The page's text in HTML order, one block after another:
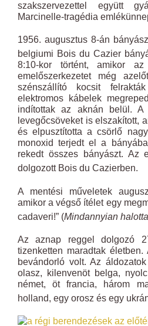
szakszervezettel együtt
Marcinelle-tragédia
1956. augusztus 8-án
belgiumi Bois du Cazier
8:10-kor történt, amikor
emelőszerkezetet még
szénszállító kocsit
elektromos kábelek
indítottak az aknán belül.
levegőcsöveket is elszakított,
és elpusztította a csörlő
monoxid terjedt el a
rekedt összes bányászt. Az
dolgozott Bois du Cazierben.
A mentési műveletek
amikor a végső ítélet egy
cadaveri!” (Mindannyian
Az aznap reggel dolgozó
tizenketten maradtak
bevándorló volt. Az
olasz, kilenvenöt belga,
német, öt francia, három
holland, egy orosz és egy